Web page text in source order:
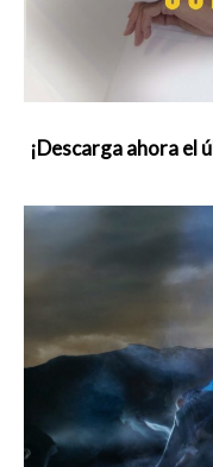
¡Descarga ahora el